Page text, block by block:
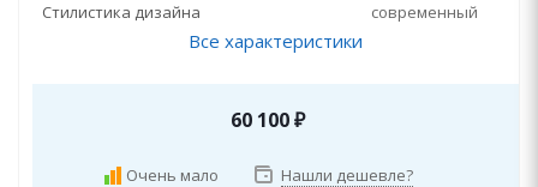
Стилистика дизайна
современный
Все характеристики
60 100₽
Очень мало Нашли дешевле?